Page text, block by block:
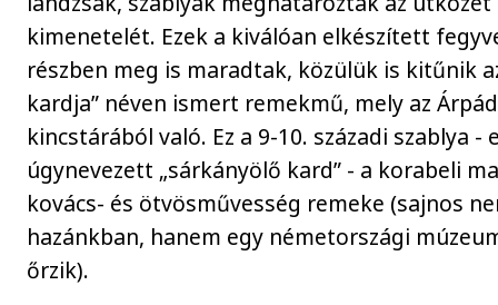
kimenetelét. Ezek a kiválóan elkészített
részben meg is maradtak, közülük is kitűnik
kardja” néven ismert remekmű, mely az
kincstárából való. Ez a 9-10. századi szablya -
úgynevezett „sárkányölő kard” - a korabeli
kovács- és ötvösművesség remeke (sajnos
hazánkban, hanem egy németországi
őrzik).